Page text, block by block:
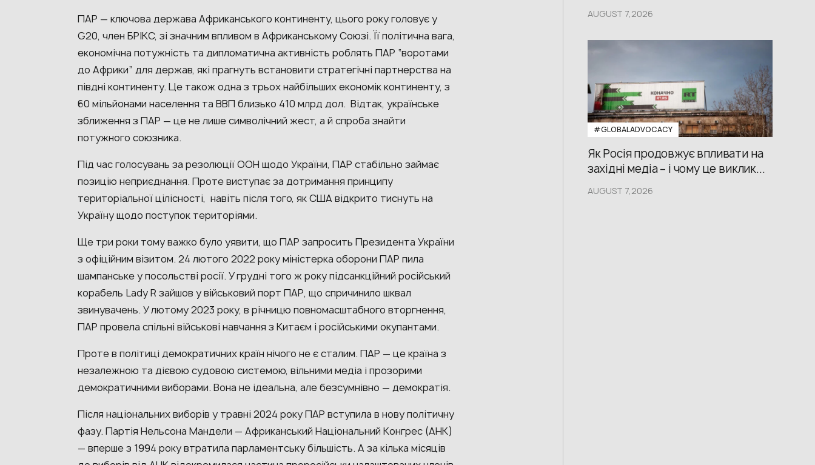
ПАР — ключова держава Африканського континенту, цього року головує у
G20, член БРІКС, зі значним впливом в Африканському Союзі. Її політична вага,
економічна потужність та дипломатична активність роблять ПАР “воротами
до Африки” для держав, які прагнуть встановити стратегічні партнерства на
півдні континенту. Це також одна з трьох найбільших економік континенту, з
60 мільйонами населення та ВВП близько 410 млрд дол. Відтак, українське
зближення з ПАР — це не лише символічний жест, а й спроба знайти
потужного союзника.
Під час голосувань за резолюції ООН щодо України, ПАР стабільно займає
позицію неприєднання. Проте виступає за дотримання принципу
територіальної цілісності, навіть після того, як США відкрито тиснуть на
Україну щодо поступок територіями.
Ще три роки тому важко було уявити, що ПАР запросить Президента України
з офіційним візитом. 24 лютого 2022 року міністерка оборони ПАР пила
шампанське у посольстві росії. У грудні того ж року підсанкційний російський
корабель Lady R зайшов у військовий порт ПАР, що спричинило шквал
звинувачень. У лютому 2023 року, в річницю повномасштабного вторгнення,
ПАР провела спільні військові навчання з Китаєм і російськими окупантами.
Проте в політиці демократичних країн нічого не є сталим. ПАР — це країна з
незалежною та дієвою судовою системою, вільними медіа і прозорими
демократичними виборами. Вона не ідеальна, але безсумнівно — демократія.
Після національних виборів у травні 2024 року ПАР вступила в нову політичну
фазу. Партія Нельсона Мандели — Африканський Національний Конгрес (АНК)
— вперше з 1994 року втратила парламентську більшість. А за кілька місяців
AUGUST 7,2026
#GLOBALADVOCACY
Як Росія продовжує впливати на
західні медіа – і чому це виклик...
AUGUST 7,2026